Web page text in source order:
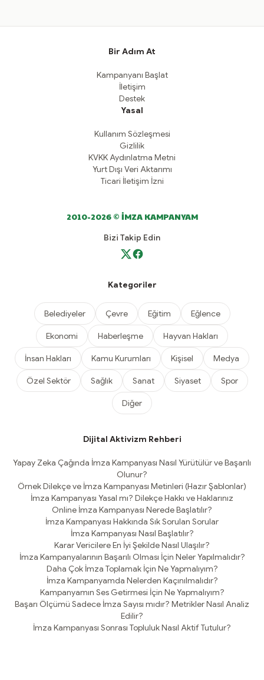
Bir Adım At
Kampanyanı Başlat
İletişim
Destek
Yasal
Kullanım Sözleşmesi
Gizlilik
KVKK Aydınlatma Metni
Yurt Dışı Veri Aktarımı
Ticari İletişim İzni
2010-2026 © İMZA KAMPANYAM
Bizi Takip Edin
Kategoriler
Belediyeler Çevre Eğitim Eğlence
Ekonomi Haberleşme Hayvan Hakları
İnsan Hakları Kamu Kurumları Kişisel Medya
Özel Sektör Sağlık Sanat Siyaset Spor
Diğer
Dijital Aktivizm Rehberi
Yapay Zeka Çağında İmza Kampanyası Nasıl Yürütülür ve Başarılı
Olunur?
Örnek Dilekçe ve İmza Kampanyası Metinleri (Hazır Şablonlar)
İmza Kampanyası Yasal mı? Dilekçe Hakkı ve Haklarınız
Online İmza Kampanyası Nerede Başlatılır?
İmza Kampanyası Hakkında Sık Sorulan Sorular
İmza Kampanyası Nasıl Başlatılır?
Karar Vericilere En İyi Şekilde Nasıl Ulaşılır?
İmza Kampanyalarının Başarılı Olması İçin Neler Yapılmalıdır?
Daha Çok İmza Toplamak İçin Ne Yapmalıyım?
İmza Kampanyamda Nelerden Kaçınılmalıdır?
Kampanyamın Ses Getirmesi İçin Ne Yapmalıyım?
Başarı Ölçümü Sadece İmza Sayısı mıdır? Metrikler Nasıl Analiz
Edilir?
İmza Kampanyası Sonrası Topluluk Nasıl Aktif Tutulur?